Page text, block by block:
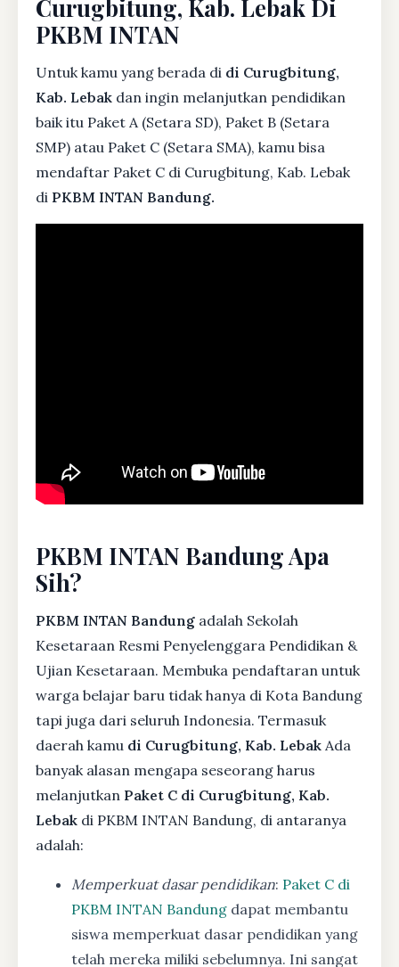
Curugbitung, Kab. Lebak Di
PKBM INTAN
Untuk kamu yang berada di di Curugbitung,
Kab. Lebak dan ingin melanjutkan pendidikan
baik itu Paket A (Setara SD), Paket B (Setara
SMP) atau Paket C (Setara SMA), kamu bisa
mendaftar Paket C di Curugbitung, Kab. Lebak
di PKBM INTAN Bandung.
PKBM INTAN Bandung Apa
Sih?
PKBM INTAN Bandung adalah Sekolah
Kesetaraan Resmi Penyelenggara Pendidikan &
Ujian Kesetaraan. Membuka pendaftaran untuk
warga belajar baru tidak hanya di Kota Bandung
tapi juga dari seluruh Indonesia. Termasuk
daerah kamu di Curugbitung, Kab. Lebak Ada
banyak alasan mengapa seseorang harus
melanjutkan Paket C di Curugbitung, Kab.
Lebak di PKBM INTAN Bandung, di antaranya
adalah:
Memperkuat dasar pendidikan: Paket C di
PKBM INTAN Bandung dapat membantu
siswa memperkuat dasar pendidikan yang
telah mereka miliki sebelumnya. Ini sangat